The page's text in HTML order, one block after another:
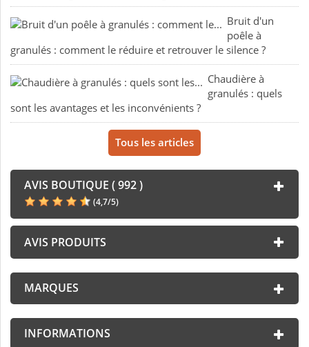
Bruit d'un
poêle à
granulés : comment le réduire et retrouver le silence ?
Chaudière à
granulés : quels
sont les avantages et les inconvénients ?
Tous les articles
AVIS BOUTIQUE ( 992 )
(4,7/5)
AVIS PRODUITS
MARQUES
INFORMATIONS